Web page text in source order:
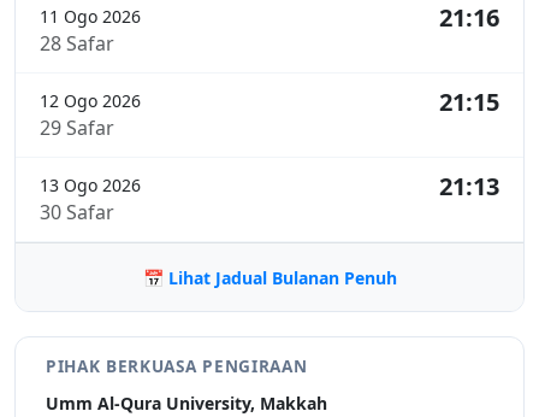
11 Ogo 2026
28 Safar
21:16
12 Ogo 2026
29 Safar
21:15
13 Ogo 2026
30 Safar
21:13
📅 Lihat Jadual Bulanan Penuh
PIHAK BERKUASA PENGIRAAN
Umm Al-Qura University, Makkah